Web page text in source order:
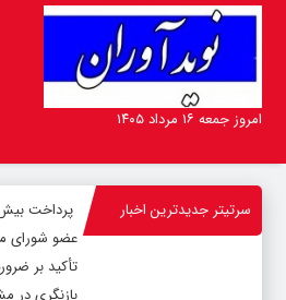
امروز جمعه ۱۶ مرداد ۱۴۰۵
سرتیتر جدیدترین اخبار
پرداخت بیش از ۸ همت وام ازدواج به زوج‌های جوان توسط
عضو شورای
تأکید بر
بازنگری